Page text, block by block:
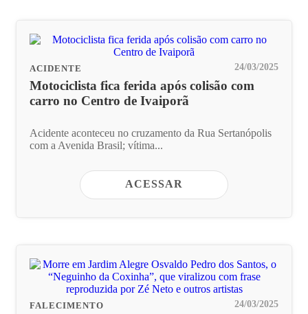
ACIDENTE 24/03/2025
Motociclista fica ferida após colisão com
carro no Centro de Ivaiporã
Acidente aconteceu no cruzamento da Rua Sertanópolis
com a Avenida Brasil; vítima...
ACESSAR
FALECIMENTO 24/03/2025